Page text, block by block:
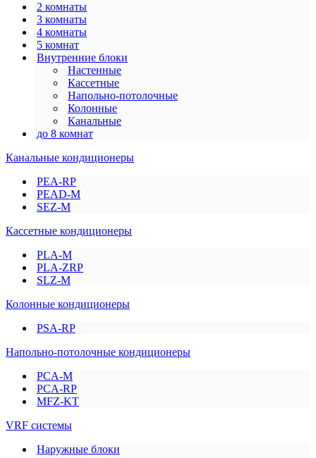
2 комнаты
3 комнаты
4 комнаты
5 комнат
Внутренние блоки
Настенные
Кассетные
Напольно-потолочные
Колонные
Канальные
до 8 комнат
Канальные кондиционеры
PEA-RP
PEAD-M
SEZ-M
Кассетные кондиционеры
PLA-M
PLA-ZRP
SLZ-M
Колонные кондиционеры
PSA-RP
Напольно-потолочные кондиционеры
PCA-M
PCA-RP
MFZ-KT
VRF системы
Наружные блоки